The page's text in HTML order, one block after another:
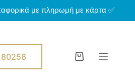
με πληρωμή με κάρτα ✅
Shopping